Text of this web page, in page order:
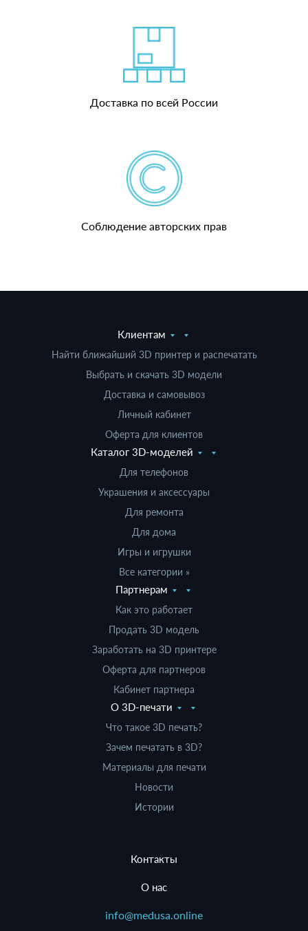
Доставка по всей России
Соблюдение авторских прав
Клиентам
Найти ближайший 3D принтер и распечатать
Выбрать и скачать 3D модели
Доставка и самовывоз
Личный кабинет
Оферта для клиентов
Каталог 3D-моделей
Для телефонов
Украшения и аксессуары
Для ремонта
Для дома
Игры и игрушки
Все категории »
Партнерам
Как это работает
Продать 3D модель
Заработать на 3D принтере
Оферта для партнеров
Кабинет партнера
О 3D-печати
Что такое 3D печать?
Зачем печатать в 3D?
Материалы для печати
Новости
Истории
Контакты
О нас
info@medusa.online